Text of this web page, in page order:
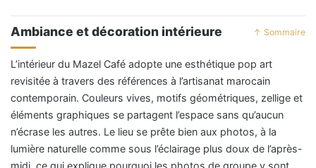
Ambiance et décoration intérieure ↑ Sommaire
L’intérieur du Mazel Café adopte une esthétique pop art
revisitée à travers des références à l’artisanat marocain
contemporain. Couleurs vives, motifs géométriques, zellige et
éléments graphiques se partagent l’espace sans qu’aucun
n’écrase les autres. Le lieu se prête bien aux photos, à la
lumière naturelle comme sous l’éclairage plus doux de l’après-
midi, ce qui explique pourquoi les photos de groupe y sont